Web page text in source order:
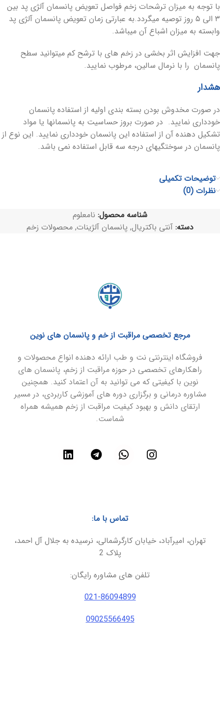
با توجه به میزان ترشحات زخم فواصل تعویض پانسمان آلژی پد بین
۳ الی ۵ روز توصیه میگردد.به عبارتی زمان تعویض پانسمان آلژی پد
وابسته به میزان اشباع آن میباشد.
جهت افزایش اثر بخشی در زخم های با ترشح کم میتوانید سطح
پانسمان را با نرمال سالین، مرطوب نمایید.
هشدار
در صورت مخدوش بودن بسته بندی اولیه از استفاده پانسمان
خودداری نمایید. در صورت بروز حساسیت به پانسمانها یا مواد
تشکیل دهنده آن از استفاده این پانسمان خودداری نمایید. این نوع از
پانسمان در سوختگیهای درجه سه قابل استفاده نمی باشد.
توضیحات تکمیلی
نظرات (0)
شناسه محصول: نامعلوم
دسته: آنتی باکتریال, پانسمان آلژینات, محصولات زخم
مرجع تخصصی مراقبت از خم و پانسمان های نوین
فروشگاه اینترنتی نت و طب ارائه دهنده انواع محصولات و
راهکارهای تخصصی در حوزه مراقبت از زخم، پانسمان های
نوین با کیفیتی که می توانید به آن اعتماد کنید. همچنین
مشاوره درمانی و برگزاری دوره های آموزشی کاربردی، در مسیر
ارتقای دانش و بهبود کیفیت مراقبت از زخم همیشه همراه
شماست.
تماس با ما:
تهران، امیرآباد، خیابان کارگرشمالی، نرسیده به جلال آل احمد،
پلاک 2
تلفن های مشاوره رایگان:
021-86094899
09025566495